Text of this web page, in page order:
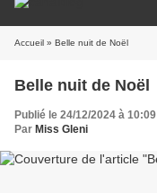
Accueil » Belle nuit de Noël
Belle nuit de Noël
Publié le 24/12/2024 à 10:09
Par Miss Gleni